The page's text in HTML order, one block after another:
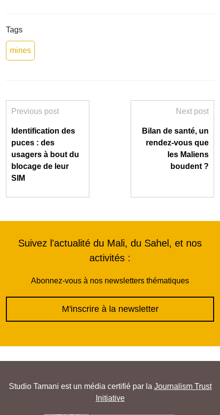
Tags
mines
Previous post
Identification des
puces : des
usagers à bout du
blocage de leur
SIM
Next post
Bilan de santé, un
rendez-vous que
les Maliens
boudent ?
Suivez l'actualité du Mali, du Sahel, et nos
activités :
Abonnez-vous à nos newsletters thématiques
M'inscrire à la newsletter
Studio Tamani est un média certifié par la Journalism Trust
Initiative